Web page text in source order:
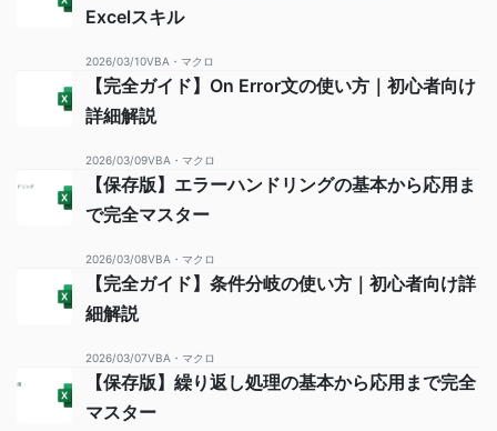
Excelスキル
2026/03/10VBA・マクロ
【完全ガイド】On Error文の使い方｜初心者向け
詳細解説
2026/03/09VBA・マクロ
【保存版】エラーハンドリングの基本から応用ま
で完全マスター
2026/03/08VBA・マクロ
【完全ガイド】条件分岐の使い方｜初心者向け詳
細解説
2026/03/07VBA・マクロ
【保存版】繰り返し処理の基本から応用まで完全
マスター